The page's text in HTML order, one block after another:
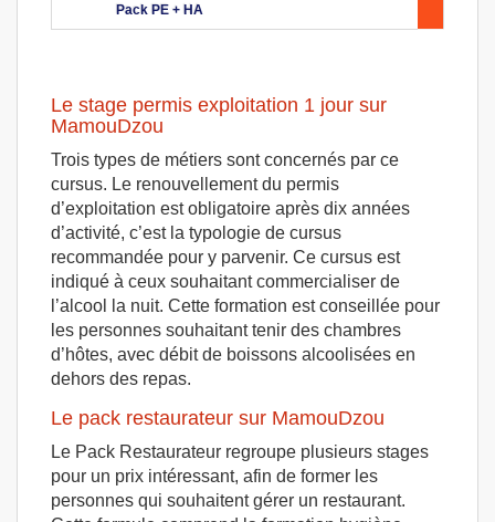
Pack PE + HA
Le stage permis exploitation 1 jour sur
MamouDzou
Trois types de métiers sont concernés par ce
cursus. Le renouvellement du permis
d’exploitation est obligatoire après dix années
d’activité, c’est la typologie de cursus
recommandée pour y parvenir. Ce cursus est
indiqué à ceux souhaitant commercialiser de
l’alcool la nuit. Cette formation est conseillée pour
les personnes souhaitant tenir des chambres
d’hôtes, avec débit de boissons alcoolisées en
dehors des repas.
Le pack restaurateur sur MamouDzou
Le Pack Restaurateur regroupe plusieurs stages
pour un prix intéressant, afin de former les
personnes qui souhaitent gérer un restaurant.